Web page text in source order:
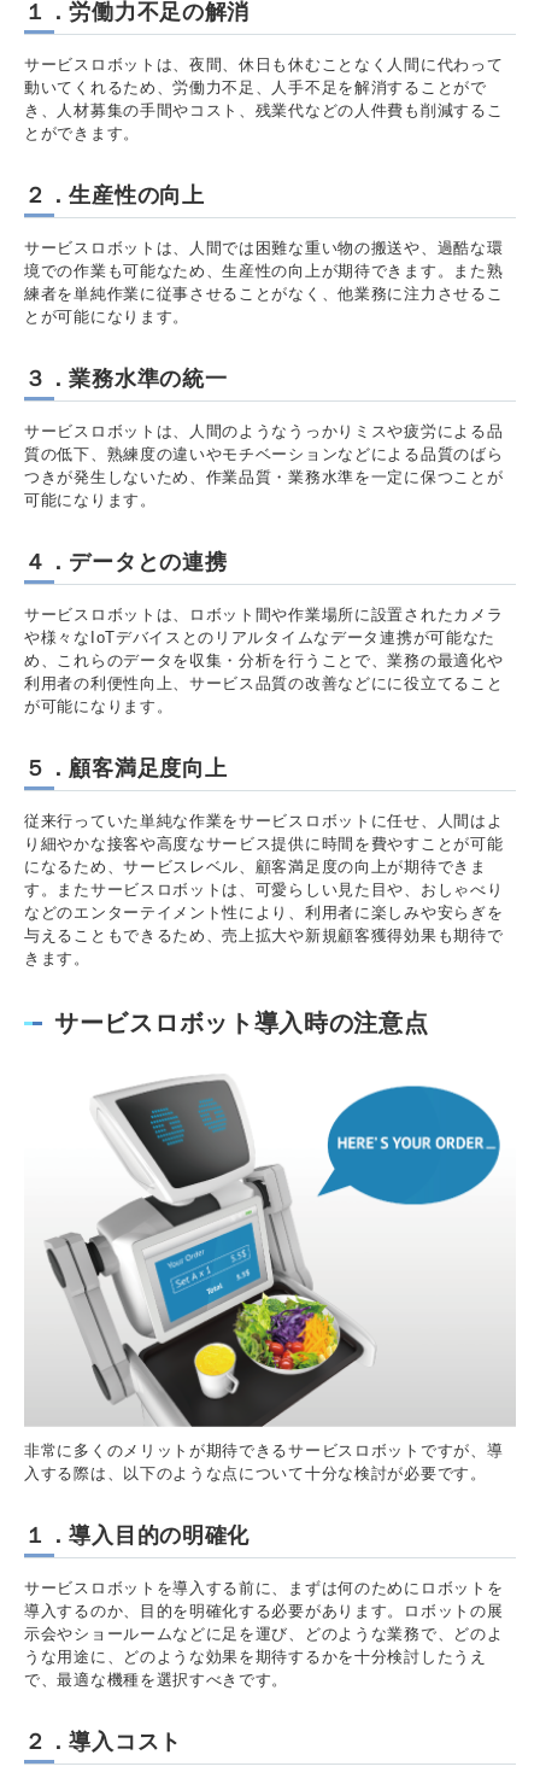
１．労働力不足の解消
サービスロボットは、夜間、休日も休むことなく人間に代わって
動いてくれるため、労働力不足、人手不足を解消することがで
き、人材募集の手間やコスト、残業代などの人件費も削減するこ
とができます。
２．生産性の向上
サービスロボットは、人間では困難な重い物の搬送や、過酷な環
境での作業も可能なため、生産性の向上が期待できます。また熟
練者を単純作業に従事させることがなく、他業務に注力させるこ
とが可能になります。
３．業務水準の統一
サービスロボットは、人間のようなうっかりミスや疲労による品
質の低下、熟練度の違いやモチベーションなどによる品質のばら
つきが発生しないため、作業品質・業務水準を一定に保つことが
可能になります。
４．データとの連携
サービスロボットは、ロボット間や作業場所に設置されたカメラ
や様々なIoTデバイスとのリアルタイムなデータ連携が可能なた
め、これらのデータを収集・分析を行うことで、業務の最適化や
利用者の利便性向上、サービス品質の改善などにに役立てること
が可能になります。
５．顧客満足度向上
従来行っていた単純な作業をサービスロボットに任せ、人間はよ
り細やかな接客や高度なサービス提供に時間を費やすことが可能
になるため、サービスレベル、顧客満足度の向上が期待できま
す。またサービスロボットは、可愛らしい見た目や、おしゃべり
などのエンターテイメント性により、利用者に楽しみや安らぎを
与えることもできるため、売上拡大や新規顧客獲得効果も期待で
きます。
サービスロボット導入時の注意点
非常に多くのメリットが期待できるサービスロボットですが、導
入する際は、以下のような点について十分な検討が必要です。
１．導入目的の明確化
サービスロボットを導入する前に、まずは何のためにロボットを
導入するのか、目的を明確化する必要があります。ロボットの展
示会やショールームなどに足を運び、どのような業務で、どのよ
うな用途に、どのような効果を期待するかを十分検討したうえ
で、最適な機種を選択すべきです。
２．導入コスト